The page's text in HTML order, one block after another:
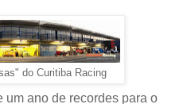
do Curitiba Racing
um ano de recordes para o